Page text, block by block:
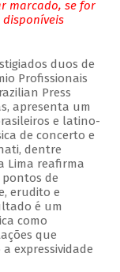
marcado, se for
duos de
Profissionais
Press
apresenta um
e latino-
de concerto e
dentre
Lima reafirma
de
erudito e
é um
como
que
expressividade